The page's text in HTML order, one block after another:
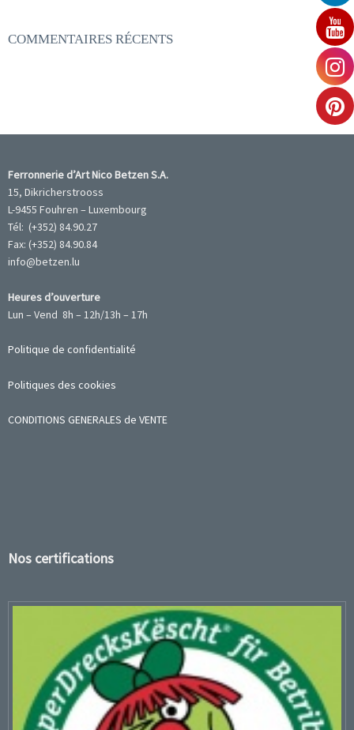
COMMENTAIRES RÉCENTS
Ferronnerie d’Art Nico Betzen S.A.
15, Dikricherstrooss
L-9455 Fouhren – Luxembourg
Tél: (+352) 84.90.27
Fax: (+352) 84.90.84
info@betzen.lu
Heures d’ouverture
Lun – Vend 8h – 12h/13h – 17h
Politique de confidentialité
Politiques des cookies
CONDITIONS GENERALES de VENTE
Nos certifications